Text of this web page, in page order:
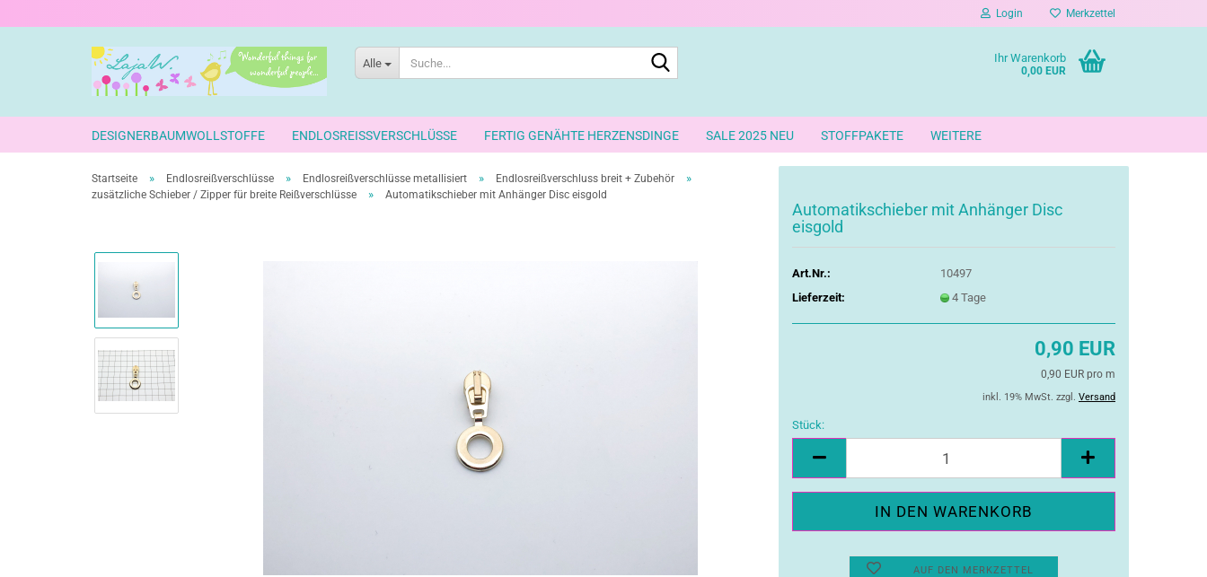
Login Merkzettel
Alle Ihr Warenkorb
0,00 EUR
DESIGNERBAUMWOLLSTOFFE ENDLOSREISSVERSCHLÜSSE FERTIG GENÄHTE HERZENSDINGE SALE 2025 NEU STOFFPAKETE WEITERE
Startseite » Endlosreißverschlüsse » Endlosreißverschlüsse metallisiert » Endlosreißverschluss breit + Zubehör »
zusätzliche Schieber / Zipper für breite Reißverschlüsse » Automatikschieber mit Anhänger Disc eisgold
Automatikschieber mit Anhänger Disc
eisgold
Art.Nr.:
10497
Lieferzeit:
4 Tage
0,90 EUR
0,90 EUR pro m
inkl. 19% MwSt. zzgl. Versand
Stück:
Stück
AUF DEN MERKZETTEL